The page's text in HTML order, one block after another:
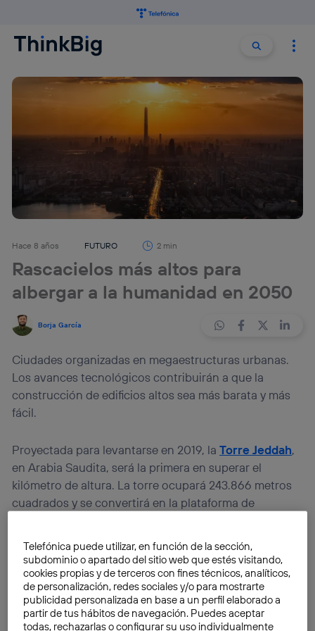
Buscar
Hace 8 años FUTURO 2 min
Rascacielos más altos para
albergar a la humanidad en 2050
Borja García
Ciudades organizadas en megaestructuras urbanas.
Los avances tecnológicos contribuirán a que la
construcción de edificios altos sea más barata y más
fácil.
Proyectada para levantarse en 2019, laTorre Jeddah,
en Arabia Saudita, será la primera en superar el
kilómetro de altura. La torre ocupará 243.866 metros
cuadrados y se convertirá en la plataforma de
En 2050 se espera quela población urbana del
mundo crezca un 50% y supere los seis mil millones
Por ello, los principales desafíos que enfrentan las
ciudades, como la sostenibilidad, la seguridad y la
Telefónica puede utilizar, en función de la sección,
subdominio o apartado del sitio web que estés visitando,
cookies propias y de terceros con fines técnicos, analíticos,
de personalización, redes sociales y/o para mostrarte
publicidad personalizada en base a un perfil elaborado a
partir de tus hábitos de navegación. Puedes aceptar
todas, rechazarlas o configurar su uso individualmente